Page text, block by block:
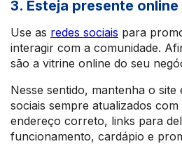
3. Esteja presente online
Use as redes sociais para
interagir com a comunidade.
são a vitrine online do seu
Nesse sentido, mantenha o
sociais sempre atualizados
endereço correto, links para
funcionamento, cardápio e